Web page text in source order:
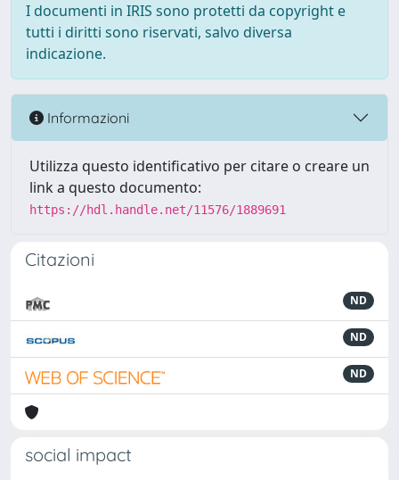
I documenti in IRIS sono protetti da copyright e
tutti i diritti sono riservati, salvo diversa
indicazione.
Informazioni
Utilizza questo identificativo per citare o creare un
link a questo documento:
https://hdl.handle.net/11576/1889691
Citazioni
ND
ND
ND
social impact